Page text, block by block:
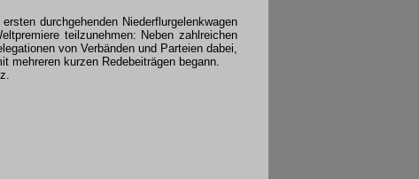
durchgehenden Niederflurgelenkwagen
teilzunehmen: Neben zahlreichen
von Verbänden und Parteien dabei,
mehreren kurzen Redebeiträgen begann.